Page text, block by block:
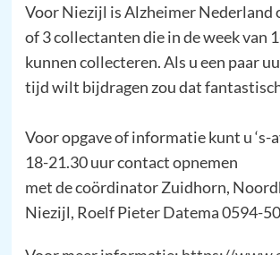
Voor Niezijl is Alzheimer Nederland
of 3 collectanten die in de week van
kunnen collecteren. Als u een paar
tijd wilt bijdragen zou dat
Voor opgave of informatie kunt u ‘s-
18-21.30 uur contact opnemen
met de coördinator Zuidhorn,
Niezijl, Roelf Pieter Datema 0594-